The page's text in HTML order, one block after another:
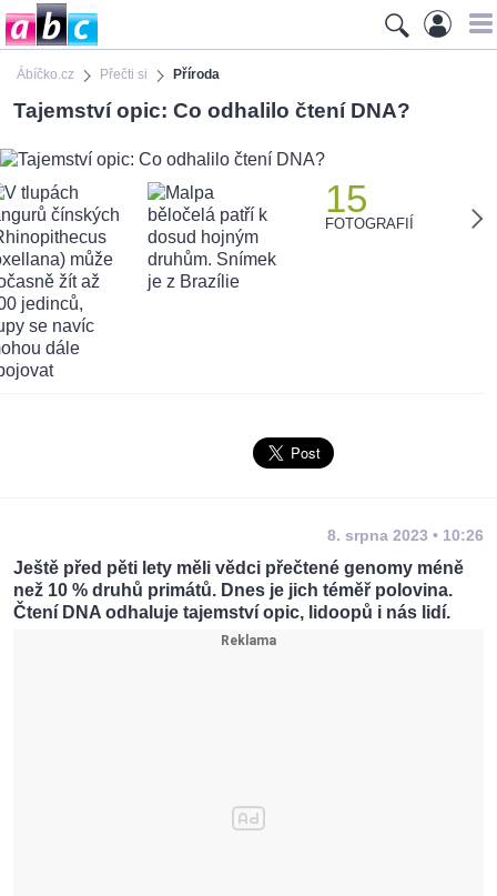
Ábíčko.cz Přečti si Příroda
Tajemství opic: Co odhalilo čtení DNA?
15
FOTOGRAFIÍ
8. srpna 2023 • 10:26
Ještě před pěti lety měli vědci přečtené genomy méně
než 10 % druhů primátů. Dnes je jich téměř polovina.
Čtení DNA odhaluje tajemství opic, lidoopů i nás lidí.